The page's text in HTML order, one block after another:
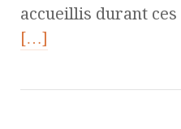
accueillis durant ces
[…]